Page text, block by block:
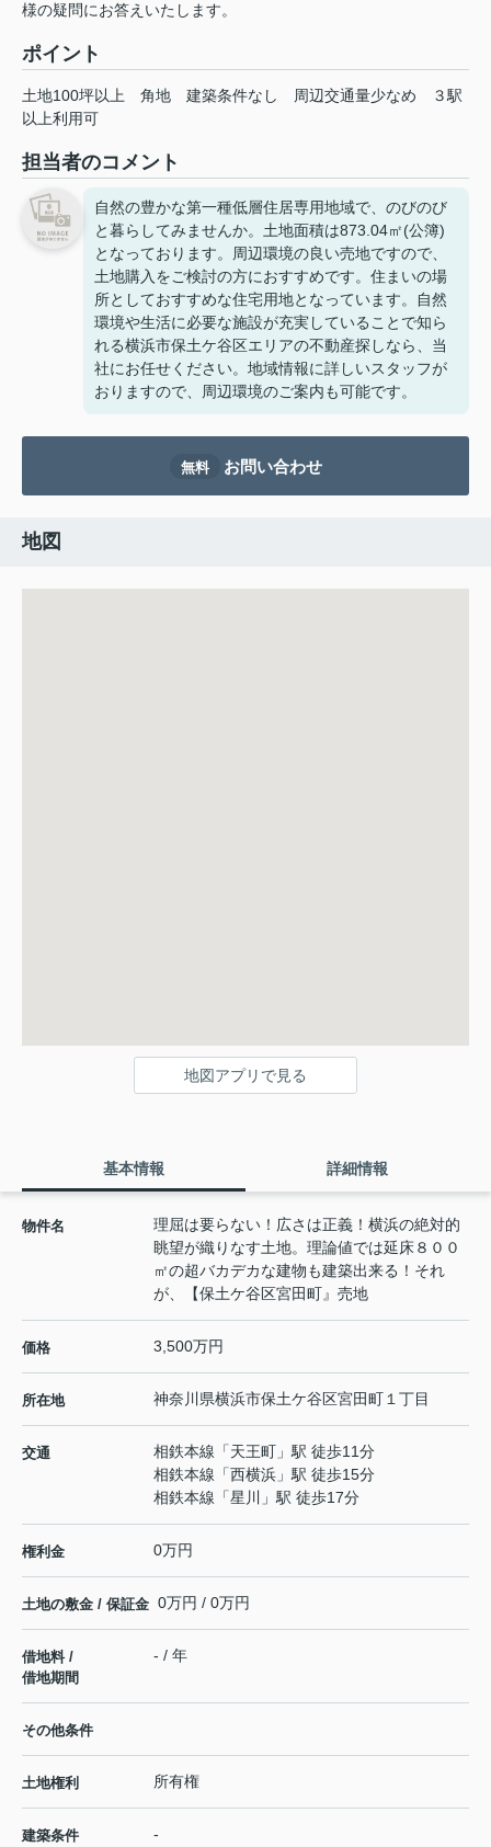
様の疑問にお答えいたします。
ポイント
土地100坪以上 角地 建築条件なし 周辺交通量少なめ
３駅
以上利用可
担当者のコメント
自然の豊かな第一種低層住居専用地域で、のびのび
と暮らしてみませんか。土地面積は873.04㎡(公簿)
となっております。周辺環境の良い売地ですので、
土地購入をご検討の方におすすめです。住まいの場
所としておすすめな住宅用地となっています。自然
環境や生活に必要な施設が充実していることで知ら
れる横浜市保土ケ谷区エリアの不動産探しなら、当
社にお任せください。地域情報に詳しいスタッフが
おりますので、周辺環境のご案内も可能です。
無料 お問い合わせ
地図
地図アプリで見る
基本情報 詳細情報
物件名
理屈は要らない！広さは正義！横浜の絶対的
眺望が織りなす土地。理論値では延床８００
㎡の超バカデカな建物も建築出来る！それ
が、【保土ケ谷区宮田町』売地
価格 3,500万円
所在地 神奈川県横浜市保土ケ谷区宮田町 １丁目
交通 相鉄本線 「天王町 」駅 徒歩11分
相鉄本線 「西横浜 」駅 徒歩15分
相鉄本線 「星川 」駅 徒歩17分
権利金 0万円
土地の敷金 / 保証金 0万円 / 0万円
借地料 /
借地期間
- / 年
その他条件
土地権利 所有権
建築条件 -